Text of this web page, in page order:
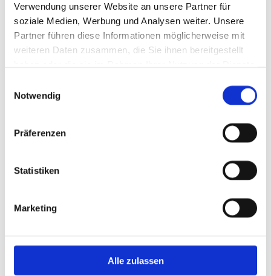
Verwendung unserer Website an unsere Partner für
soziale Medien, Werbung und Analysen weiter. Unsere
Partner führen diese Informationen möglicherweise mit
weiteren Daten zusammen, die Sie ihnen bereitgestellt
Notwendig
Präferenzen
Statistiken
Marketing
Alle zulassen
Unser Betrieb hat die Zertifikate für
hervorragende Qualität und Sicherheit für
Lebensmittel vom Erzeuger bis zum